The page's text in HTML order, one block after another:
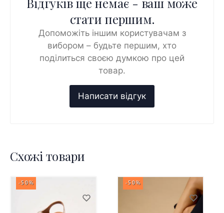
стати першим.
Допоможіть іншим користувачам з
вибором – будьте першим, хто
поділиться своєю думкою про цей
товар.
Схожі товари
-50% -50%